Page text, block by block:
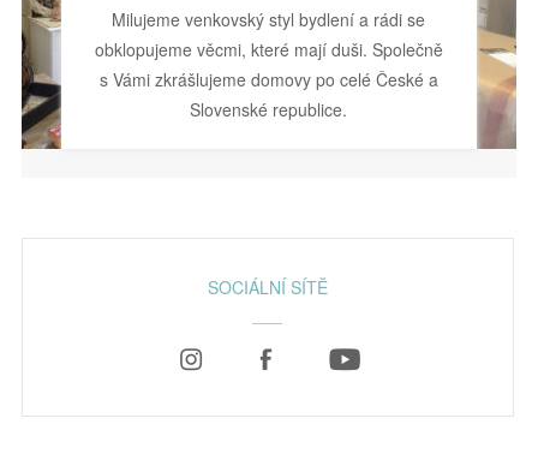
Milujeme venkovský styl bydlení a rádi se
obklopujeme věcmi, které mají duši. Společně
s Vámi zkrášlujeme domovy po celé České a
Slovenské republice.
SOCIÁLNÍ SÍTĚ